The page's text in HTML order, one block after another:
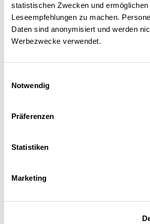
statistischen Zwecken und ermöglichen
Leseempfehlungen zu machen.
Daten sind anonymisiert und werden
Werbezwecke verwendet.
Notwendig
Präferenzen
Statistiken
Marketing
Berater, BSS Volkswirtschaftliche